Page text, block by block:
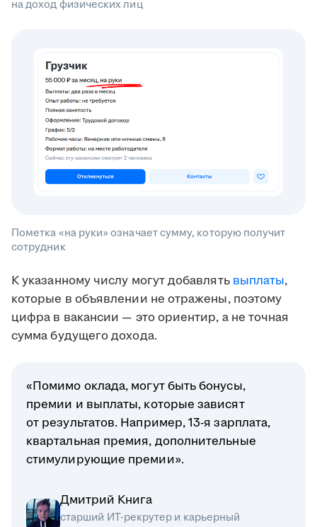
на доход физических лиц
Пометка «на руки» означает сумму, которую получит
сотрудник
К указанному числу могут добавлять выплаты,
которые в объявлении не отражены, поэтому
цифра в вакансии — это ориентир, а не точная
сумма будущего дохода.
«Помимо оклада, могут быть бонусы,
премии и выплаты, которые зависят
от результатов. Например, 13-я зарплата,
квартальная премия, дополнительные
стимулирующие премии».
Дмитрий Книга
старший ИТ-рекрутер и карьерный